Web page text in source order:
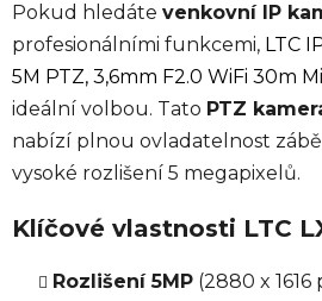
Pokud hledáte venkovní IP
profesionálními funkcemi, LTC
5M PTZ, 3,6mm F2.0 WiFi 30m
ideální volbou. Tato PTZ
nabízí plnou ovladatelnost
vysoké rozlišení 5 megapixelů.
Klíčové vlastnosti LTC
Rozlišení 5MP (2880 x